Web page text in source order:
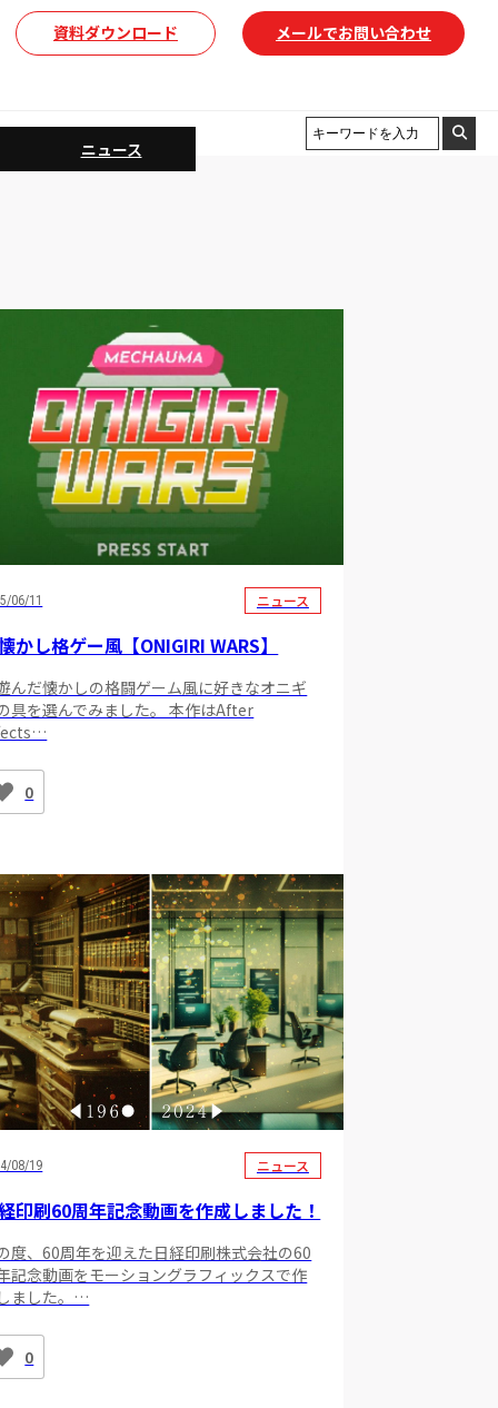
資料ダウンロード メールでお問い合わせ
ニュース
06/11 ニュース
かし格ゲー風【ONIGIRI WARS】
んだ懐かしの格闘ゲーム風に好きなオニギ
具を選んでみました。 本作はAfter
0
08/19 ニュース
印刷60周年記念動画を作成しました！
度、60周年を迎えた日経印刷株式会社の60
記念動画をモーショングラフィックスで作
ました。…
0